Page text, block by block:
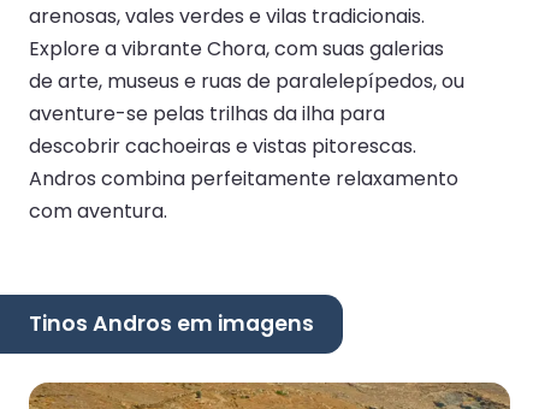
arenosas, vales verdes e vilas tradicionais.
Explore a vibrante Chora, com suas galerias
de arte, museus e ruas de paralelepípedos, ou
aventure-se pelas trilhas da ilha para
descobrir cachoeiras e vistas pitorescas.
Andros combina perfeitamente relaxamento
com aventura.
Tinos Andros em imagens